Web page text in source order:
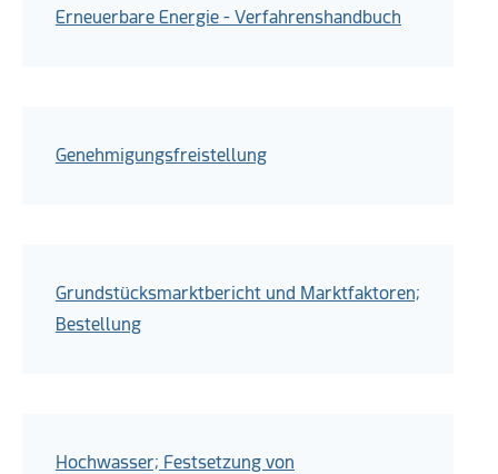
Erneuerbare Energie - Verfahrenshandbuch
Genehmigungsfreistellung
Grundstücksmarktbericht und Marktfaktoren;
Bestellung
Hochwasser; Festsetzung von